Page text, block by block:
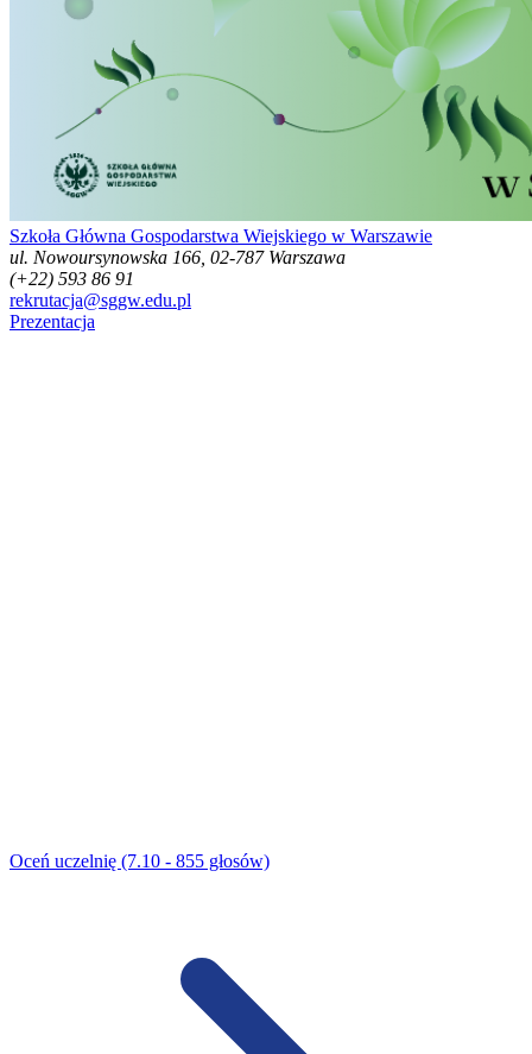
Szkoła Główna Gospodarstwa Wiejskiego w Warszawie
ul. Nowoursynowska 166, 02-787 Warszawa
(+22) 593 86 91
rekrutacja@sggw.edu.pl
Prezentacja
Oceń uczelnię (7.10 - 855 głosów)